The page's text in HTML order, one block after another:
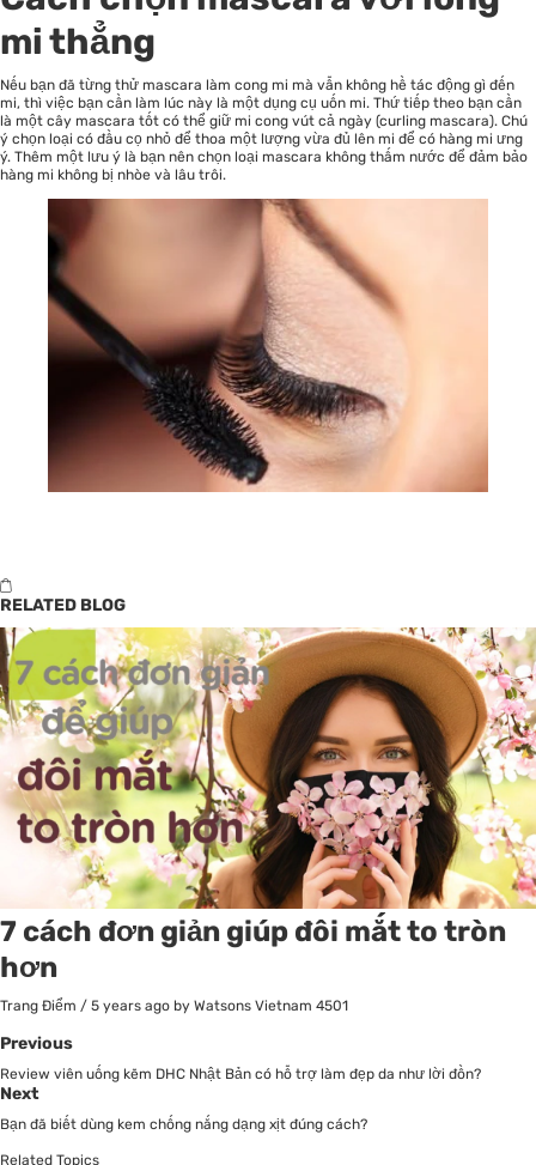
mi thẳng
Nếu bạn đã từng thử mascara làm cong mi mà vẫn không hề tác động gì đến
mi, thì việc bạn cần làm lúc này là một dụng cụ uốn mi. Thứ tiếp theo bạn cần
là một cây mascara tốt có thể giữ mi cong vút cả ngày (curling mascara). Chú
ý chọn loại có đầu cọ nhỏ để thoa một lượng vừa đủ lên mi để có hàng mi ưng
ý. Thêm một lưu ý là bạn nên chọn loại mascara không thấm nước để đảm bảo
hàng mi không bị nhòe và lâu trôi.
RELATED BLOG
7 cách đơn giản giúp đôi mắt to tròn
hơn
Trang Điểm / 5 years ago by Watsons Vietnam 4501
Previous
Review viên uống kẽm DHC Nhật Bản có hỗ trợ làm đẹp da như lời đồn?
Next
Bạn đã biết dùng kem chống nắng dạng xịt đúng cách?
Related Topics